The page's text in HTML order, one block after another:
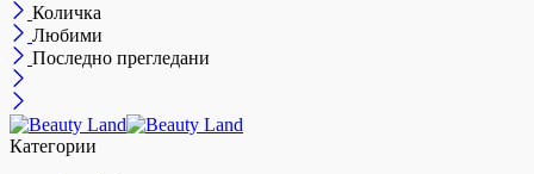
Количка
Любими
Последно прегледани
Категории